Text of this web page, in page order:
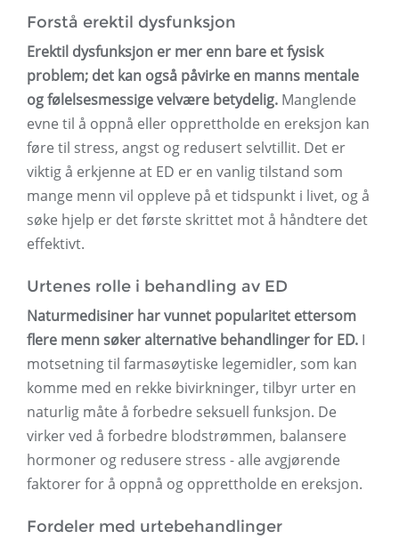
Forstå erektil dysfunksjon
Erektil dysfunksjon er mer enn bare et fysisk
problem; det kan også påvirke en manns mentale
og følelsesmessige velvære betydelig. Manglende
evne til å oppnå eller opprettholde en ereksjon kan
føre til stress, angst og redusert selvtillit. Det er
viktig å erkjenne at ED er en vanlig tilstand som
mange menn vil oppleve på et tidspunkt i livet, og å
søke hjelp er det første skrittet mot å håndtere det
effektivt.
Urtenes rolle i behandling av ED
Naturmedisiner har vunnet popularitet ettersom
flere menn søker alternative behandlinger for ED. I
motsetning til farmasøytiske legemidler, som kan
komme med en rekke bivirkninger, tilbyr urter en
naturlig måte å forbedre seksuell funksjon. De
virker ved å forbedre blodstrømmen, balansere
hormoner og redusere stress - alle avgjørende
faktorer for å oppnå og opprettholde en ereksjon.
Fordeler med urtebehandlinger